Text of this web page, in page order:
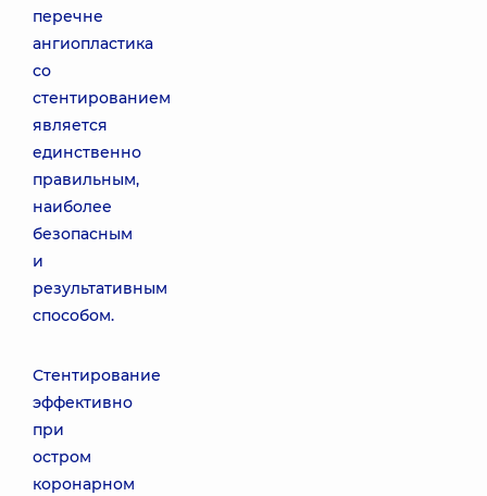
перечне
ангиопластика
со
стентированием
является
единственно
правильным,
наиболее
безопасным
и
результативным
способом.
Стентирование
эффективно
при
остром
коронарном